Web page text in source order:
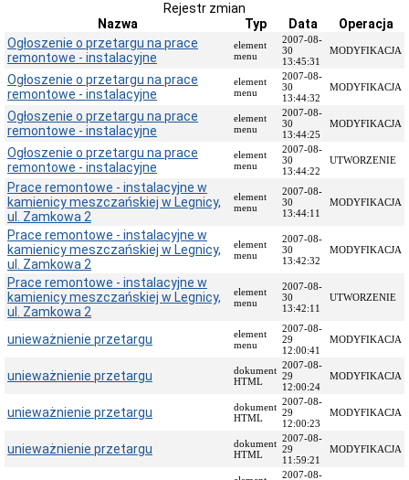
Osoby
i
kompetencje
Przedmiot
działania
i
kompetencje
Sprawozdawczość
finansowa
Statystyki
Wojewódzka
Rada
Ochrony
Zabytków
Poradnik
klienta
Jak
sprawę
interesantów
skarbowe
legalnie
Rejestr zmian
Nazwa
Typ Data
Operacja
Ogłoszenie o przetargu na prace
remontowe - instalacyjne
element
menu
2007-08-
30
13:45:31
MODYFIKACJA
Ogłoszenie o przetargu na prace
remontowe - instalacyjne
element
menu
2007-08-
30
13:44:32
MODYFIKACJA
Ogłoszenie o przetargu na prace
remontowe - instalacyjne
element
menu
2007-08-
30
13:44:25
MODYFIKACJA
Ogłoszenie o przetargu na prace
remontowe - instalacyjne
element
menu
2007-08-
30
13:44:22
UTWORZENIE
Prace remontowe - instalacyjne w
kamienicy meszczańskiej w Legnicy,
ul. Zamkowa 2
element
menu
2007-08-
30
13:44:11
MODYFIKACJA
Prace remontowe - instalacyjne w
kamienicy meszczańskiej w Legnicy,
ul. Zamkowa 2
element
menu
2007-08-
30
13:42:32
MODYFIKACJA
Prace remontowe - instalacyjne w
kamienicy meszczańskiej w Legnicy,
ul. Zamkowa 2
element
menu
2007-08-
30
13:42:11
UTWORZENIE
unieważnienie przetargu
element
menu
2007-08-
29
12:00:41
MODYFIKACJA
unieważnienie przetargu
dokument
HTML
2007-08-
29
12:00:24
MODYFIKACJA
unieważnienie przetargu
dokument
HTML
2007-08-
29
12:00:23
MODYFIKACJA
unieważnienie przetargu
dokument
HTML
2007-08-
29
11:59:21
MODYFIKACJA
2007-08-